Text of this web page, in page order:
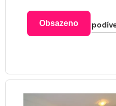
Obsazeno